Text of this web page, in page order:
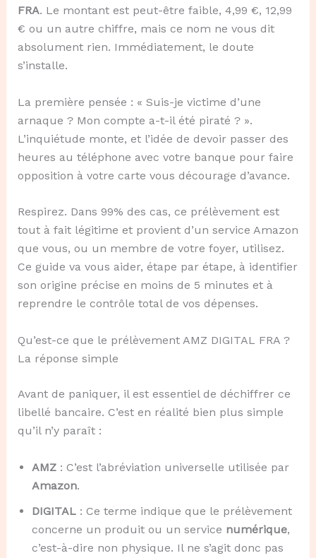
FRA. Le montant est peut-être faible, 4,99 €, 12,99
€ ou un autre chiffre, mais ce nom ne vous dit
absolument rien. Immédiatement, le doute
s’installe.
La première pensée : « Suis-je victime d’une
arnaque ? Mon compte a-t-il été piraté ? ».
L’inquiétude monte, et l’idée de devoir passer des
heures au téléphone avec votre banque pour faire
opposition à votre carte vous décourage d’avance.
Respirez. Dans 99% des cas, ce prélèvement est
tout à fait légitime et provient d’un service Amazon
que vous, ou un membre de votre foyer, utilisez.
Ce guide va vous aider, étape par étape, à identifier
son origine précise en moins de 5 minutes et à
reprendre le contrôle total de vos dépenses.
Qu’est-ce que le prélèvement AMZ DIGITAL FRA ?
La réponse simple
Avant de paniquer, il est essentiel de déchiffrer ce
libellé bancaire. C’est en réalité bien plus simple
qu’il n’y paraît :
AMZ: C’est l’abréviation universelle utilisée par
Amazon.
DIGITAL: Ce terme indique que le prélèvement
concerne un produit ou un service numérique,
c’est-à-dire non physique. Il ne s’agit donc pas